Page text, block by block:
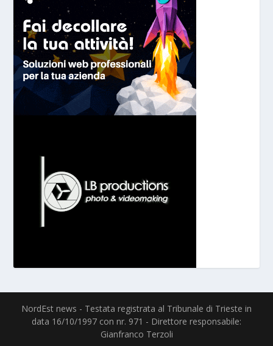
NordEst news - Testata registrata al Tribunale di Trieste in
data 16/10/1997 con nr. 971 - Direttore responsabile:
Gianfranco Terzoli